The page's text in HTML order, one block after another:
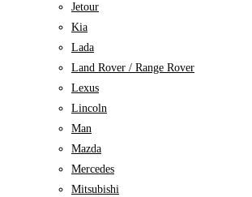
Jetour
Kia
Lada
Land Rover / Range Rover
Lexus
Lincoln
Man
Mazda
Mercedes
Mitsubishi